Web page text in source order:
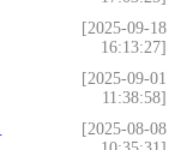
[2025-09-18
16:13:27]
[2025-09-01
11:38:58]
[2025-08-08